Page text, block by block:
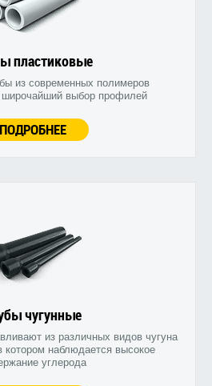
пластиковые
из современных полимеров
выбор профилей
ПОДРОБНЕЕ
чугунные
из различных видов чугуна
котором наблюдается высокое
углерода